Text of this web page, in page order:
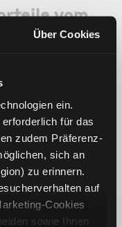
Über Cookies
ein.
für das
zudem Präferenz-
sich an
zu erinnern.
auf
Cookies
sowie Ihnen
vom
Aktien im